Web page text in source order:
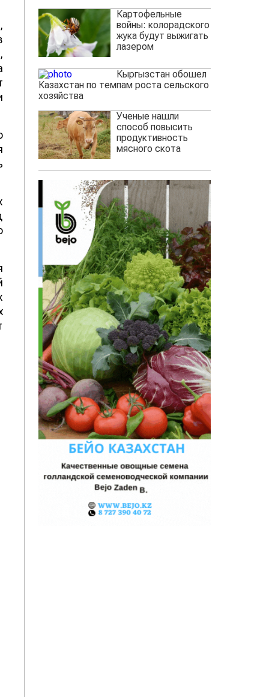
Картофельные
войны: колорадского
жука будут выжигать
лазером
Кыргызстан обошел
Казахстан по темпам роста сельского
хозяйства
Ученые нашли
способ повысить
продуктивность
мясного скота